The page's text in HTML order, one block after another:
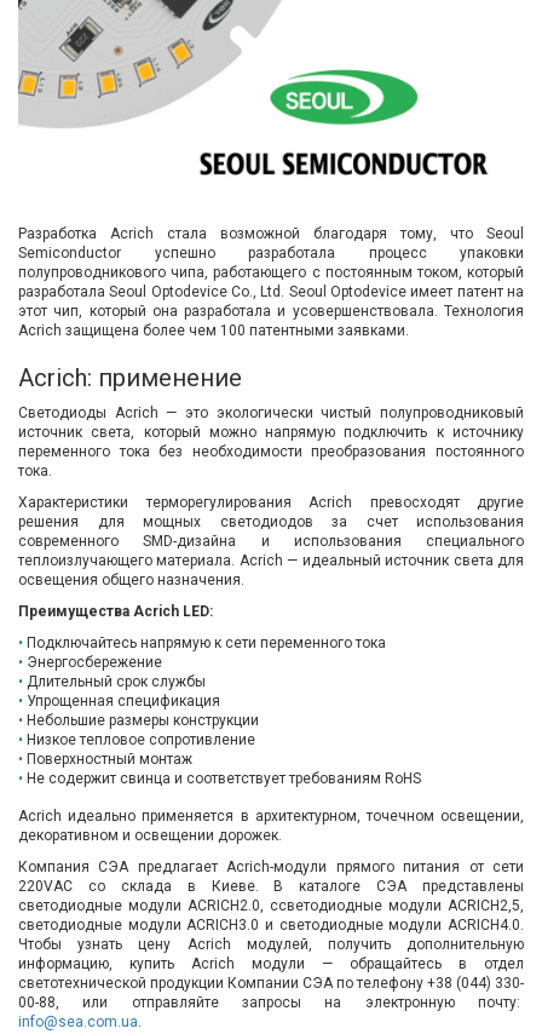
Разработка Acrich стала возможной благодаря тому, что Seoul
Semiconductor успешно разработала процесс упаковки
полупроводникового чипа, работающего с постоянным током, который
разработала Seoul Optodevice Co., Ltd. Seoul Optodevice имеет патент на
этот чип, который она разработала и усовершенствовала. Технология
Acrich защищена более чем 100 патентными заявками.
Acrich: применение
Светодиоды Acrich — это экологически чистый полупроводниковый
источник света, который можно напрямую подключить к источнику
переменного тока без необходимости преобразования постоянного
тока.
Характеристики терморегулирования Acrich превосходят другие
решения для мощных светодиодов за счет использования
современного SMD-дизайна и использования специального
теплоизлучающего материала. Acrich — идеальный источник света для
освещения общего назначения.
Преимущества Acrich LED:
Подключайтесь напрямую к сети переменного тока
Энергосбережение
Длительный срок службы
Упрощенная спецификация
Небольшие размеры конструкции
Низкое тепловое сопротивление
Поверхностный монтаж
Не содержит свинца и соответствует требованиям RoHS
Acrich идеально применяется в архитектурном, точечном освещении,
декоративном и освещении дорожек.
Компания СЭА предлагает Acrich-модули прямого питания от сети
220VAC со склада в Киеве. В каталоге СЭА представлены
светодиодные модули ACRICH2.0, ссветодиодные модули ACRICH2,5,
светодиодные модули ACRICH3.0 и светодиодные модули ACRICH4.0.
Чтобы узнать цену Acrich модулей, получить дополнительную
информацию, купить Acrich модули — обращайтесь в отдел
светотехнической продукции Компании СЭА по телефону +38 (044) 330-
00-88, или отправляйте запросы на электронную почту:
info@sea.com.ua.